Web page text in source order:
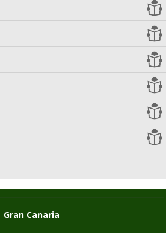
Gran Canaria